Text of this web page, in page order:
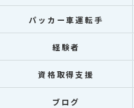
パッカー車運転手
経験者
資格取得支援
ブログ